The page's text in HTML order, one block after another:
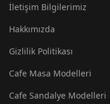
İletişim Bilgilerimiz
Hakkımızda
Gizlilik Politikası
Cafe Masa Modelleri
Cafe Sandalye Modelleri